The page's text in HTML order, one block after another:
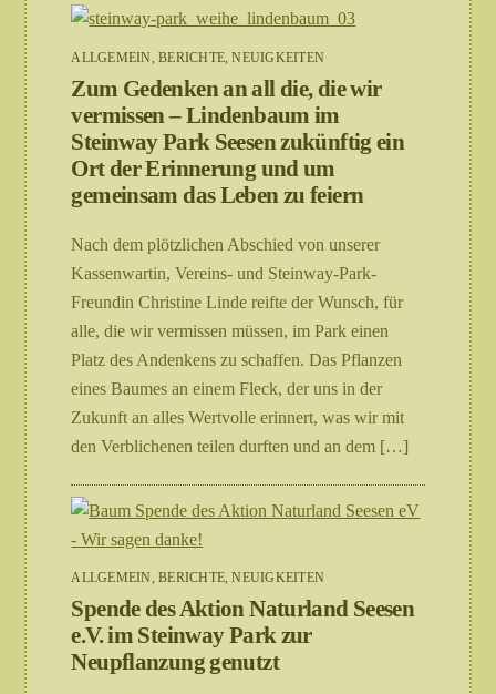
ALLGEMEIN ,BERICHTE,NEUIGKEITEN
Zum Gedenken an all die, die wir
vermissen – Lindenbaum im
Steinway Park Seesen zukünftig ein
Ort der Erinnerung und um
gemeinsam das Leben zu feiern
Nach dem plötzlichen Abschied von unserer
Kassenwartin, Vereins- und Steinway-Park-
Freundin Christine Linde reifte der Wunsch, für
alle, die wir vermissen müssen, im Park einen
Platz des Andenkens zu schaffen. Das Pflanzen
eines Baumes an einem Fleck, der uns in der
Zukunft an alles Wertvolle erinnert, was wir mit
den Verblichenen teilen durften und an dem […]
ALLGEMEIN,BERICHTE,NEUIGKEITEN
Spende des Aktion Naturland Seesen
e.V. im Steinway Park zur
Neupflanzung genutzt